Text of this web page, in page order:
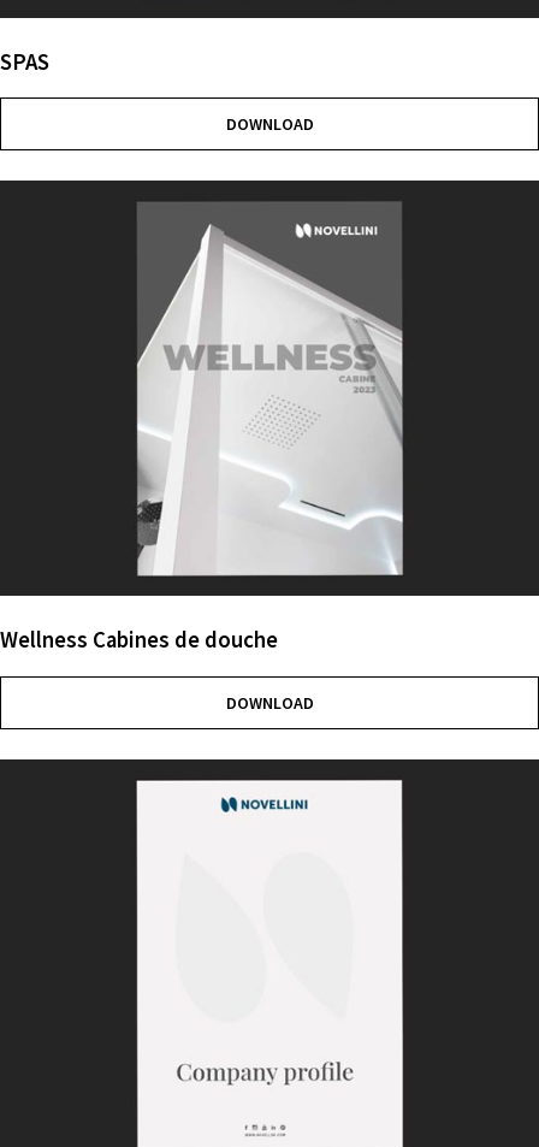
SPAS
DOWNLOAD
Wellness Cabines de douche
DOWNLOAD